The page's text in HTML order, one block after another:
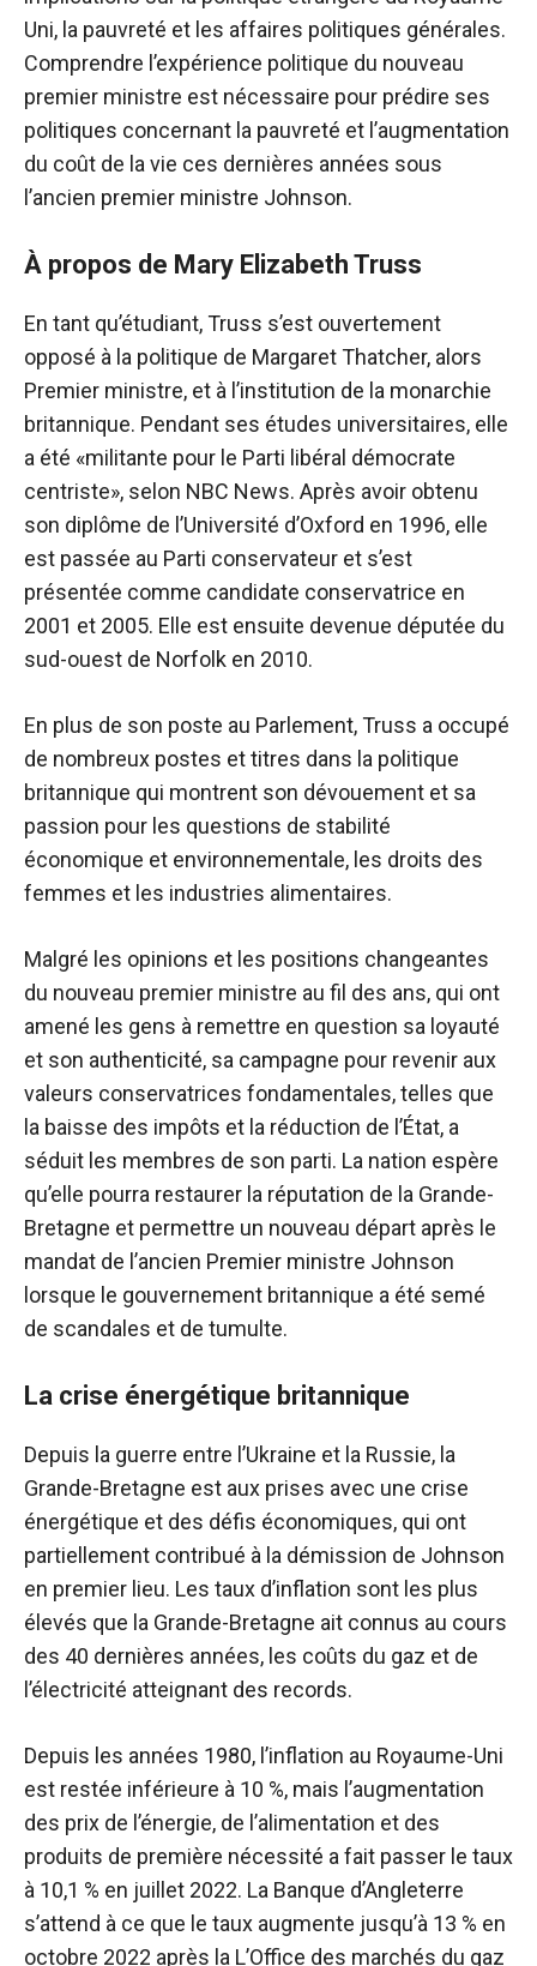
Uni, la pauvreté et les affaires politiques générales.
Comprendre l’expérience politique du nouveau
premier ministre est nécessaire pour prédire ses
politiques concernant la pauvreté et l’augmentation
du coût de la vie ces dernières années sous
l’ancien premier ministre Johnson.
À propos de Mary Elizabeth Truss
En tant qu’étudiant, Truss s’est ouvertement
opposé à la politique de Margaret Thatcher, alors
Premier ministre, et à l’institution de la monarchie
britannique. Pendant ses études universitaires, elle
a été «militante pour le Parti libéral démocrate
centriste», selon NBC News. Après avoir obtenu
son diplôme de l’Université d’Oxford en 1996, elle
est passée au Parti conservateur et s’est
présentée comme candidate conservatrice en
2001 et 2005. Elle est ensuite devenue députée du
sud-ouest de Norfolk en 2010.
En plus de son poste au Parlement, Truss a occupé
de nombreux postes et titres dans la politique
britannique qui montrent son dévouement et sa
passion pour les questions de stabilité
économique et environnementale, les droits des
femmes et les industries alimentaires.
Malgré les opinions et les positions changeantes
du nouveau premier ministre au fil des ans, qui ont
amené les gens à remettre en question sa loyauté
et son authenticité, sa campagne pour revenir aux
valeurs conservatrices fondamentales, telles que
la baisse des impôts et la réduction de l’État, a
séduit les membres de son parti. La nation espère
qu’elle pourra restaurer la réputation de la Grande-
Bretagne et permettre un nouveau départ après le
mandat de l’ancien Premier ministre Johnson
lorsque le gouvernement britannique a été semé
de scandales et de tumulte.
La crise énergétique britannique
Depuis la guerre entre l’Ukraine et la Russie, la
Grande-Bretagne est aux prises avec une crise
énergétique et des défis économiques, qui ont
partiellement contribué à la démission de Johnson
en premier lieu. Les taux d’inflation sont les plus
élevés que la Grande-Bretagne ait connus au cours
des 40 dernières années, les coûts du gaz et de
l’électricité atteignant des records.
Depuis les années 1980, l’inflation au Royaume-Uni
est restée inférieure à 10 %, mais l’augmentation
des prix de l’énergie, de l’alimentation et des
produits de première nécessité a fait passer le taux
à 10,1 % en juillet 2022. La Banque d’Angleterre
s’attend à ce que le taux augmente jusqu’à 13 % en
octobre 2022 après la L’Office des marchés du gaz